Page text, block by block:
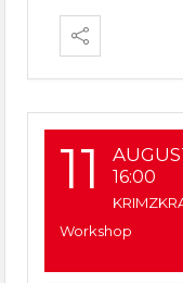
11 16:00
Workshop